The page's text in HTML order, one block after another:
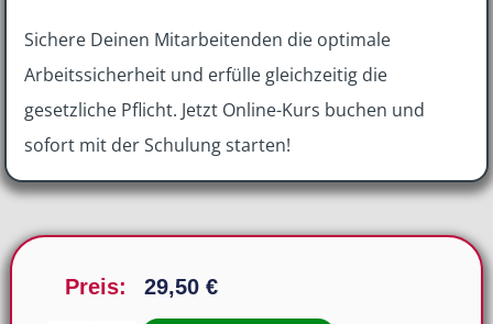
Sichere Deinen Mitarbeitenden die optimale
Arbeitssicherheit und erfülle gleichzeitig die
gesetzliche Pflicht. Jetzt Online-Kurs buchen und
sofort mit der Schulung starten!
Preis: 29,50 €